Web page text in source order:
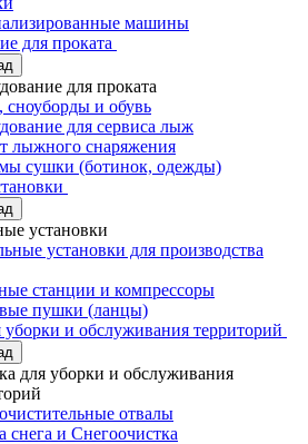
машины
для проката
для проката
и обувь
для сервисa лыж
лыжного снаряжения
сушки (ботинок, одежды)
установки
установки для производства
станции и компрессоры
пушки (ланцы)
уборки и обслуживания территорий
для уборки и обслуживания
отвалы
снега и Снегоочистка